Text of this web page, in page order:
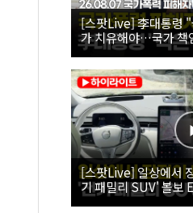
[스팟Live] 李대통령
가 치유해야…국가 책
26.08.07 국가폭력 피
[스팟Live] 일상에서
기 패밀리 SUV' 볼보